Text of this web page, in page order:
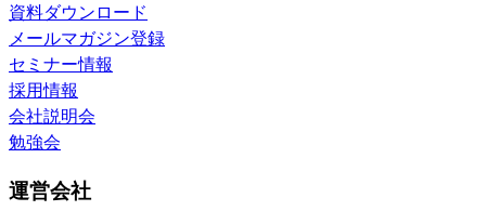
資料ダウンロード
メールマガジン登録
セミナー情報
採用情報
会社説明会
勉強会
運営会社